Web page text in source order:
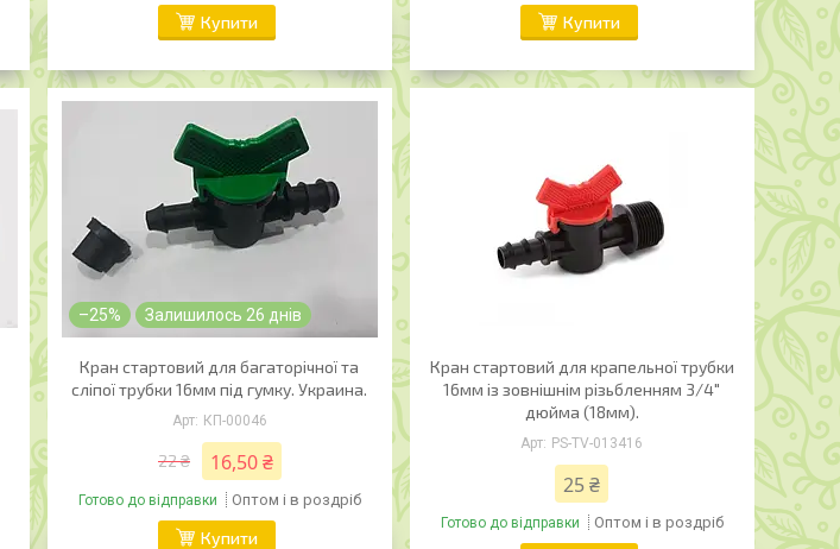
Купити Купити
–25% Залишилось 26 днів
Кран стартовий для багаторічної та
сліпої трубки 16мм під гумку. Украина.
КП-00046
22 ₴ 16,50 ₴
Готово до відправки Оптом і в роздріб
Купити
Кран стартовий для крапельної трубки
16мм із зовнішнім різьбленням 3/4"
дюйма (18мм).
PS-TV-013416
25 ₴
Готово до відправки Оптом і в роздріб